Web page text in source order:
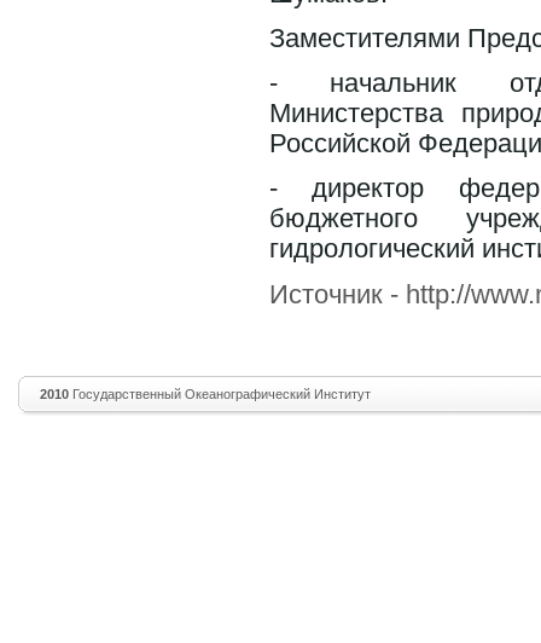
Заместителями
- начальник
Министерства
Российской
- директор
бюджетного
гидрологический
Источник - http://
2010 Государственный Океанографический Институт